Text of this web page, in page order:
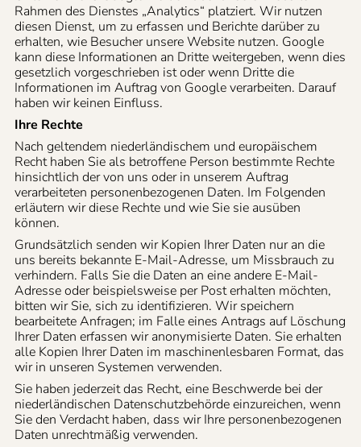
Rahmen des Dienstes „Analytics“ platziert. Wir nutzen
diesen Dienst, um zu erfassen und Berichte darüber zu
erhalten, wie Besucher unsere Website nutzen. Google
kann diese Informationen an Dritte weitergeben, wenn dies
gesetzlich vorgeschrieben ist oder wenn Dritte die
Informationen im Auftrag von Google verarbeiten. Darauf
haben wir keinen Einfluss.
Ihre Rechte
Nach geltendem niederländischem und europäischem
Recht haben Sie als betroffene Person bestimmte Rechte
hinsichtlich der von uns oder in unserem Auftrag
verarbeiteten personenbezogenen Daten. Im Folgenden
erläutern wir diese Rechte und wie Sie sie ausüben
können.
Grundsätzlich senden wir Kopien Ihrer Daten nur an die
uns bereits bekannte E-Mail-Adresse, um Missbrauch zu
verhindern. Falls Sie die Daten an eine andere E-Mail-
Adresse oder beispielsweise per Post erhalten möchten,
bitten wir Sie, sich zu identifizieren. Wir speichern
bearbeitete Anfragen; im Falle eines Antrags auf Löschung
Ihrer Daten erfassen wir anonymisierte Daten. Sie erhalten
alle Kopien Ihrer Daten im maschinenlesbaren Format, das
wir in unseren Systemen verwenden.
Sie haben jederzeit das Recht, eine Beschwerde bei der
niederländischen Datenschutzbehörde einzureichen, wenn
Sie den Verdacht haben, dass wir Ihre personenbezogenen
Daten unrechtmäßig verwenden.